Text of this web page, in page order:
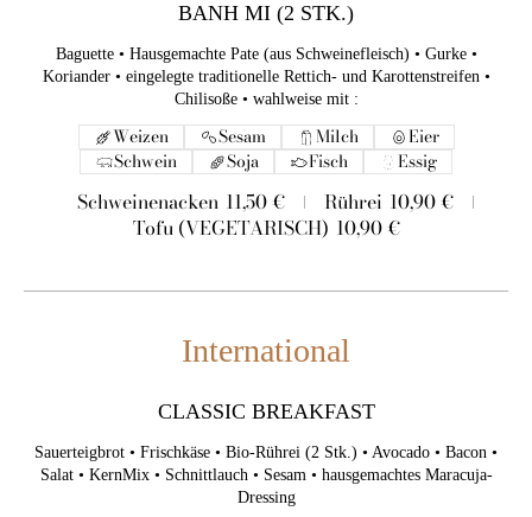
Baguette • Hausgemachte Pate (aus Schweinefleisch) • Gurke •
Karottenstreifen • Chilisoße • wahlweise mit :
Schweinenacken 11,50 € Rührei 10,90 €
Tofu (VEGETARISCH)
Sesam Milch
Schwein
Soja Fisch Essig
CLASSIC BREAKFAST
Sauerteigbrot • Frischkäse • Bio-Rührei (2 Stk.) • Avocado •
Bacon • Salat • KernMix • Schnittlauch • Sesam • hausgemachtes
Maracuja-Dressing
Weizen Sesam Milch
Eier
Essig
BANH MI (2 STK.)
Baguette • Hausgemachte Pate (aus Schweinefleisch) • Gurke •
Koriander • eingelegte traditionelle Rettich- und Karottenstreifen •
Chilisoße • wahlweise mit :
Schweinenacken 11,50 € Rührei 10,90 €
Tofu (VEGETARISCH) 10,90 €
Weizen Sesam Milch
Eier
Schwein
Soja Fisch Essig
International
CLASSIC BREAKFAST
Sauerteigbrot • Frischkäse • Bio-Rührei (2 Stk.) • Avocado • Bacon •
Salat • KernMix • Schnittlauch • Sesam • hausgemachtes Maracuja-
Dressing